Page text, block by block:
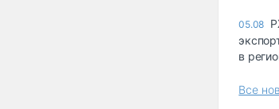
05.08
в
Все